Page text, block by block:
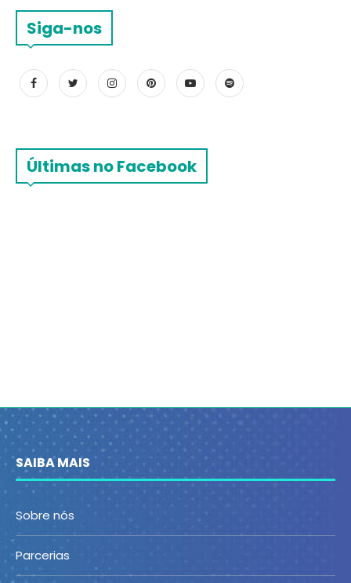
Siga-nos
Últimas no Facebook
SAIBA MAIS
Sobre nós
Parcerias